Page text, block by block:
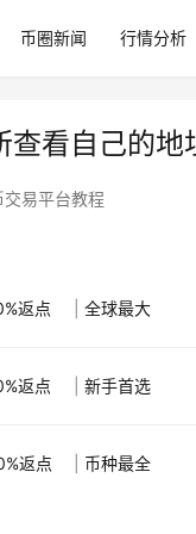
币圈新闻 行情分析
看自己的地
交易平台教程
返点 全球最大
返点 新手首选
返点 币种最全